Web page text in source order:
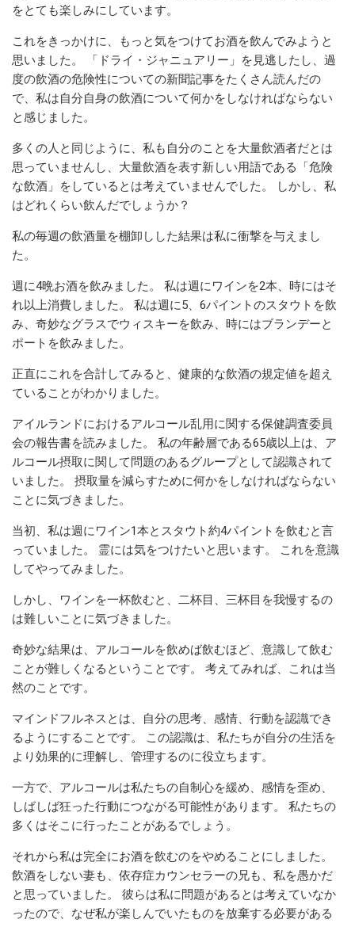
をとても楽しみにしています。
これをきっかけに、もっと気をつけてお酒を飲んでみようと
思いました。 「ドライ・ジャニュアリー」を見逃したし、過
度の飲酒の危険性についての新聞記事をたくさん読んだの
で、私は自分自身の飲酒について何かをしなければならない
と感じました。
多くの人と同じように、私も自分のことを大量飲酒者だとは
思っていませんし、大量飲酒を表す新しい用語である「危険
な飲酒」をしているとは考えていませんでした。 しかし、私
はどれくらい飲んだでしょうか？
私の毎週の飲酒量を棚卸しした結果は私に衝撃を与えまし
た。
週に4晩お酒を飲みました。 私は週にワインを2本、時にはそ
れ以上消費しました。 私は週に5、6パイントのスタウトを飲
み、奇妙なグラスでウィスキーを飲み、時にはブランデーと
ポートを飲みました。
正直にこれを合計してみると、健康的な飲酒の規定値を超え
ていることがわかりました。
アイルランドにおけるアルコール乱用に関する保健調査委員
会の報告書を読みました。 私の年齢層である65歳以上は、ア
ルコール摂取に関して問題のあるグループとして認識されて
いました。 摂取量を減らすために何かをしなければならない
ことに気づきました。
当初、私は週にワイン1本とスタウト約4パイントを飲むと言
っていました。 霊には気をつけたいと思います。 これを意識
してやってみました。
しかし、ワインを一杯飲むと、二杯目、三杯目を我慢するの
は難しいことに気づきました。
奇妙な結果は、アルコールを飲めば飲むほど、意識して飲む
ことが難しくなるということです。 考えてみれば、これは当
然のことです。
マインドフルネスとは、自分の思考、感情、行動を認識でき
るようにすることです。 この認識は、私たちが自分の生活を
より効果的に理解し、管理するのに役立ちます。
一方で、アルコールは私たちの自制心を緩め、感情を歪め、
しばしば狂った行動につながる可能性があります。 私たちの
多くはそこに行ったことがあるでしょう。
それから私は完全にお酒を飲むのをやめることにしました。
飲酒をしない妻も、依存症カウンセラーの兄も、私を愚かだ
と思っていました。 彼らは私に問題があるとは考えていなか
ったので、なぜ私が楽しんでいたものを放棄する必要がある